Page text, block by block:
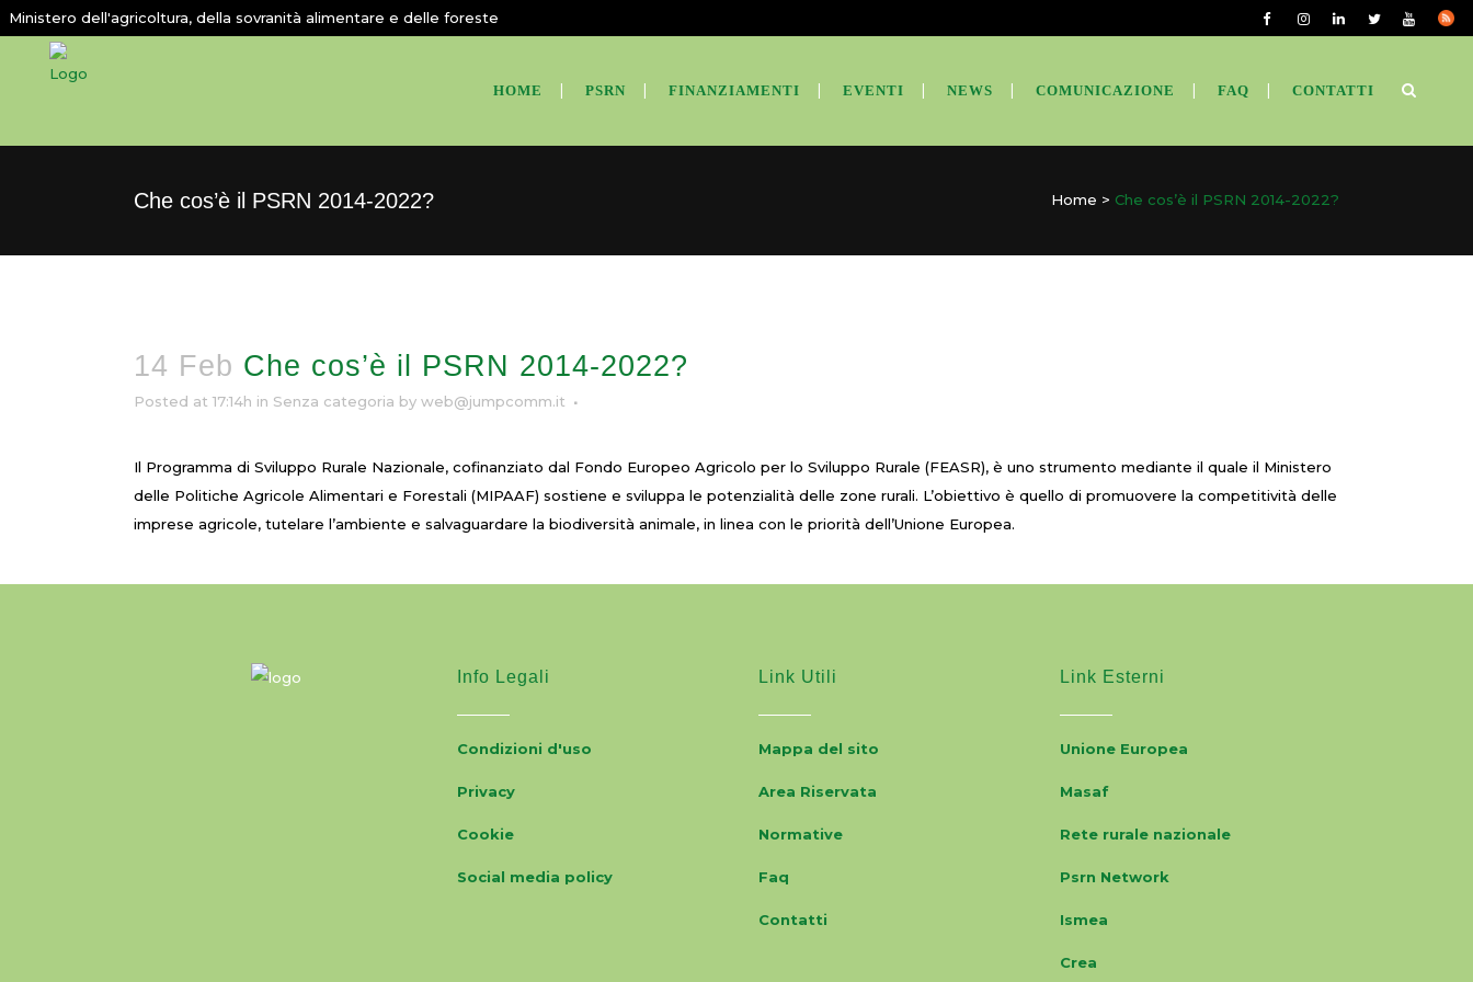
Ministero dell'agricoltura, della sovranità alimentare e delle foreste
HOME PSRN FINANZIAMENTI EVENTI NEWS COMUNICAZIONE FAQ CONTATTI
Che cos’è il PSRN 2014-2022? Home > Che cos’è il PSRN 2014-2022?
14 Feb Che cos’è il PSRN 2014-2022?
Posted at 17:14h in Senza categoria by web@jumpcomm.it
Il Programma di Sviluppo Rurale Nazionale, cofinanziato dal Fondo Europeo Agricolo per lo Sviluppo Rurale (FEASR), è uno strumento mediante il quale il Ministero
delle Politiche Agricole Alimentari e Forestali (MIPAAF) sostiene e sviluppa le potenzialità delle zone rurali. L’obiettivo è quello di promuovere la competitività delle
imprese agricole, tutelare l’ambiente e salvaguardare la biodiversità animale, in linea con le priorità dell’Unione Europea.
Info Legali
Condizioni d'uso
Privacy
Cookie
Social media policy
Link Utili
Mappa del sito
Area Riservata
Normative
Faq
Contatti
Link Esterni
Unione Europea
Masaf
Rete rurale nazionale
Psrn Network
Ismea
Crea